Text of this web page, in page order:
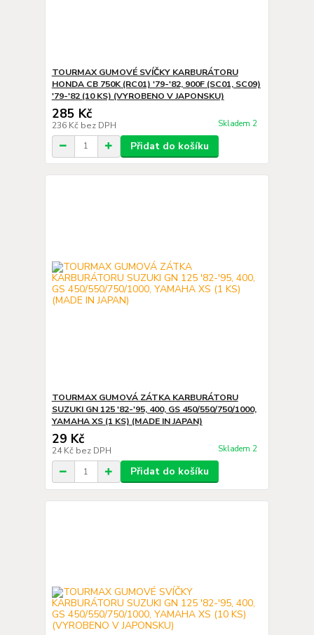
TOURMAX GUMOVÉ SVÍČKY KARBURÁTORU
HONDA CB 750K (RC01) '79-'82, 900F (SC01, SC09)
'79-'82 (10 KS) (VYROBENO V JAPONSKU)
285 Kč
236 Kč bez DPH Skladem 2
Přidat do košíku
TOURMAX GUMOVÁ ZÁTKA KARBURÁTORU
SUZUKI GN 125 '82-'95, 400, GS 450/550/750/1000,
YAMAHA XS (1 KS) (MADE IN JAPAN)
29 Kč
24 Kč bez DPH Skladem 2
Přidat do košíku